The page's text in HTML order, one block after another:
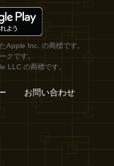
Apple Inc. の商標です。
クです。
LLC の商標です。
お問い合わせ